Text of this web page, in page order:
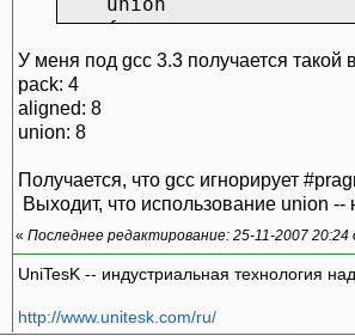
{
short
char
} _u1;
};
#define union_field_1
int ptr_diff(void * p1,
{
return (char *)p2 -
}
У меня под gcc 3.3 получается такой
pack: 4
aligned: 8
union: 8
Получается, что gcc игнорирует
Выходит, что использование union
« Последнее редактирование: 25-11-2007 20:24
UniTesK -- индустриальная технология
http://www.unitesk.com/ru/